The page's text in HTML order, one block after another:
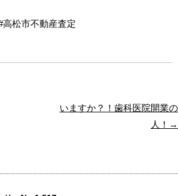
松市不動産査定
いますか？！歯科医院開業の
人！→